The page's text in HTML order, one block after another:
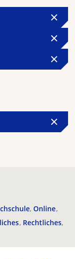
Online
Rechtliches